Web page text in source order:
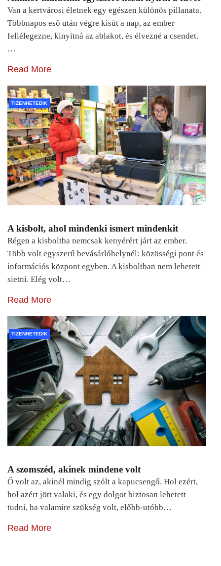
Van a kertvárosi életnek egy egészen különös pillanata.
Többnapos eső után végre kisüt a nap, az ember
fellélegezne, kinyitná az ablakot, és élvezné a csendet.
…
Read More
TIZENHETEDIK
A kisbolt, ahol mindenki ismert mindenkit
Régen a kisboltba nemcsak kenyérért járt az ember.
Több volt egyszerű bevásárlóhelynél: közösségi pont és
információs központ egyben. A kisboltban nem lehetett
sietni. Elég volt…
Read More
TIZENHETEDIK
A szomszéd, akinek mindene volt
Ő volt az, akinél mindig szólt a kapucsengő. Hol ezért,
hol azért jött valaki, és egy dolgot biztosan lehetett
tudni, ha valamire szükség volt, előbb-utóbb…
Read More